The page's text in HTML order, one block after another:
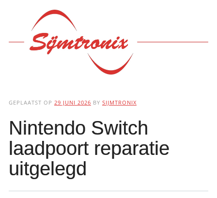
Hoofdmenu
GEPLAATST OP 29 JUNI 2026 BY SIJMTRONIX
Nintendo Switch
laadpoort reparatie
uitgelegd